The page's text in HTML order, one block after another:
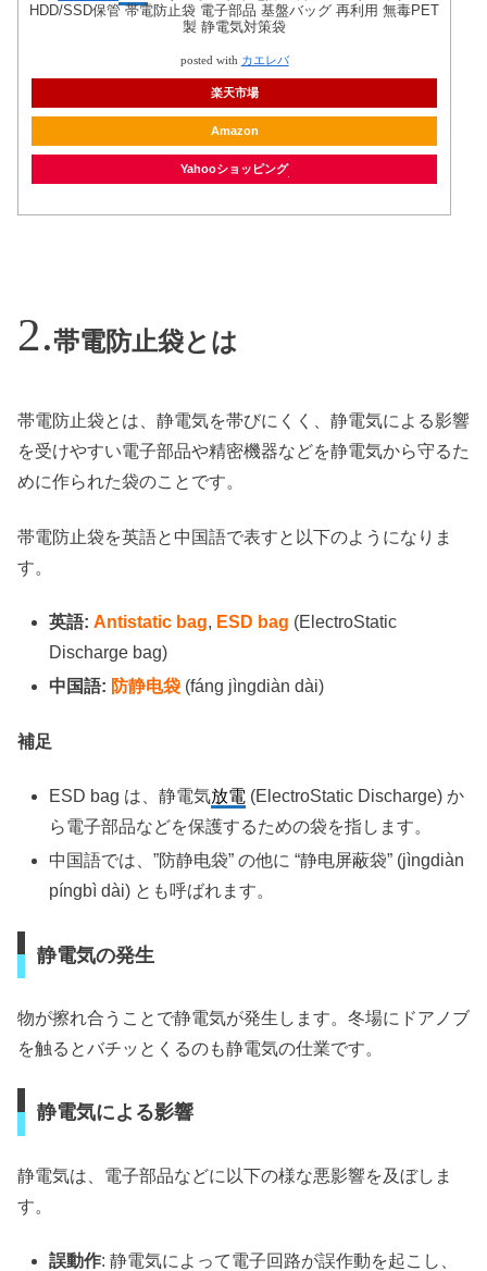
HDD/SSD保管 帯電防止袋 電子部品 基盤バッグ 再利用 無毒PET
製 静電気対策袋
posted with カエレバ
楽天市場
Amazon
Yahooショッピング
帯電防止袋とは
帯電防止袋とは、静電気を帯びにくく、静電気による影響
を受けやすい電子部品や精密機器などを静電気から守るた
めに作られた袋のことです。
帯電防止袋を英語と中国語で表すと以下のようになりま
す。
英語: Antistatic bag, ESD bag (ElectroStatic
Discharge bag)
中国語: 防静电袋 (fáng jìngdiàn dài)
補足
ESD bag は、静電気放電 (ElectroStatic Discharge) か
ら電子部品などを保護するための袋を指します。
中国語では、”防静电袋” の他に “静电屏蔽袋” (jìngdiàn
píngbì dài) とも呼ばれます。
静電気の発生
物が擦れ合うことで静電気が発生します。冬場にドアノブ
を触るとバチッとくるのも静電気の仕業です。
静電気による影響
静電気は、電子部品などに以下の様な悪影響を及ぼしま
す。
誤動作: 静電気によって電子回路が誤作動を起こし、